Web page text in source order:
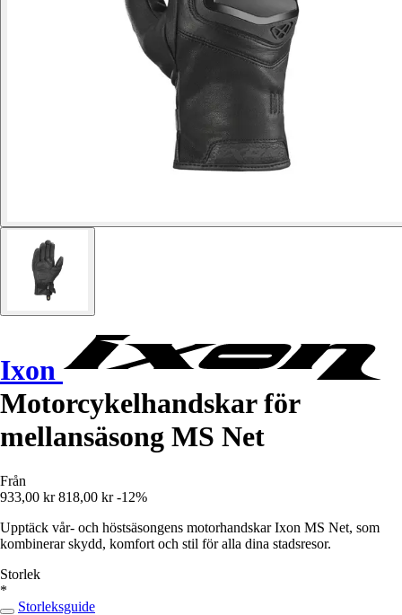
Ixon
Motorcykelhandskar för
mellansäsong MS Net
Från
933,00 kr 818,00 kr -12%
Upptäck vår- och höstsäsongens motorhandskar Ixon MS Net, som
kombinerar skydd, komfort och stil för alla dina stadsresor.
Storlek
*
Storleksguide